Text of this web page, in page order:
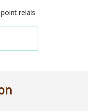
relais